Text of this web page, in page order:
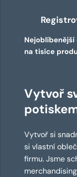
na tisíce
Vytvoř
Vytvoř si
si vlastní
firmu. Jsme